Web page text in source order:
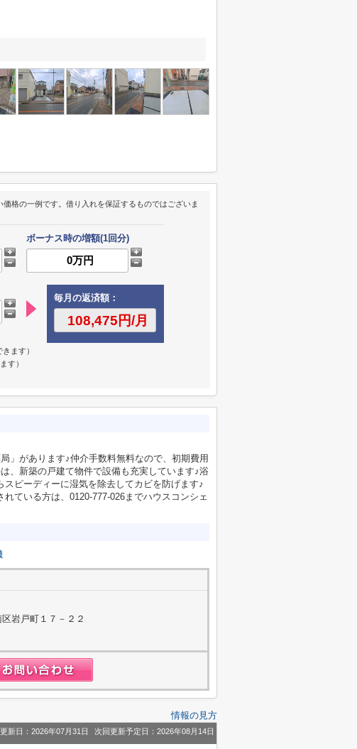
格の一例です。借り入れを保証するものではございま
ボーナス時の増額(1回分)
毎月の返済額：
ます）
す）
」があります♪仲介手数料無料なので、初期費用
、新築の戸建て物件で設備も充実しています♪浴
ピーディーに湿気を除去してカビを防げます♪
ている方は、0120-777-026までハウスコンシェ
岩戸町１７－２２
情報の見方
新日：2026年07月31日 次回更新予定日：2026年08月14日